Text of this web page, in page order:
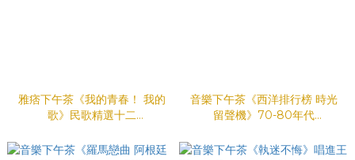
雅痞下午茶《我的青春！ 我的
歌》民歌精選十二
音樂下午茶《西洋排行榜 時光
留聲機》70-80年代